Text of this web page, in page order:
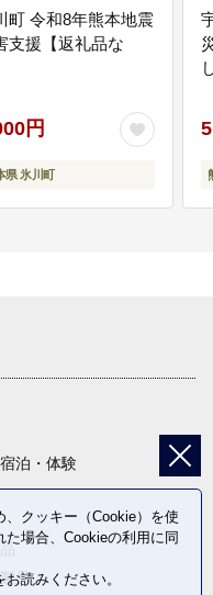
町 令和8年熊本地震
支援【返礼品な
円
県 氷川町
泊・体験
品
クッキー（Cookie）を使
場合、Cookieの利用に同
お読みください。